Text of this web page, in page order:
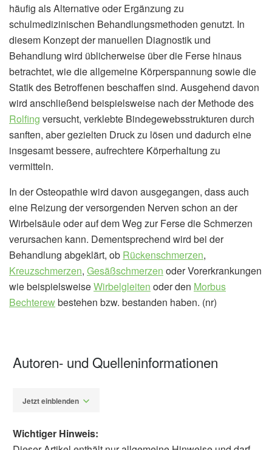
häufig als Alternative oder Ergänzung zu
schulmedizinischen Behandlungsmethoden genutzt. In
diesem Konzept der manuellen Diagnostik und
Behandlung wird üblicherweise über die Ferse hinaus
betrachtet, wie die allgemeine Körperspannung sowie die
Statik des Betroffenen beschaffen sind. Ausgehend davon
wird anschließend beispielsweise nach der Methode des
Rolfing versucht, verklebte Bindegewebsstrukturen durch
sanften, aber gezielten Druck zu lösen und dadurch eine
insgesamt bessere, aufrechtere Körperhaltung zu
vermitteln.
In der Osteopathie wird davon ausgegangen, dass auch
eine Reizung der versorgenden Nerven schon an der
Wirbelsäule oder auf dem Weg zur Ferse die Schmerzen
verursachen kann. Dementsprechend wird bei der
Behandlung abgeklärt, ob Rückenschmerzen,
Kreuzschmerzen, Gesäßschmerzen oder Vorerkrankungen
wie beispielsweiseWirbelgleiten oder den Morbus
Bechterewbestehen bzw. bestanden haben. (nr)
Autoren- und Quelleninformationen
Jetzt einblenden
Wichtiger Hinweis: